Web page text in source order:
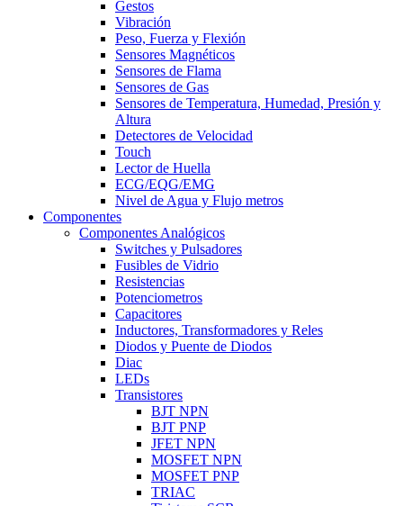
Gestos
Vibración
Peso, Fuerza y Flexión
Sensores Magnéticos
Sensores de Flama
Sensores de Gas
Sensores de Temperatura, Humedad, Presión y
Altura
Detectores de Velocidad
Touch
Lector de Huella
ECG/EQG/EMG
Nivel de Agua y Flujo metros
Componentes
Componentes Analógicos
Switches y Pulsadores
Fusibles de Vidrio
Resistencias
Potenciometros
Capacitores
Inductores, Transformadores y Reles
Diodos y Puente de Diodos
Diac
LEDs
Transistores
BJT NPN
BJT PNP
JFET NPN
MOSFET NPN
MOSFET PNP
TRIAC